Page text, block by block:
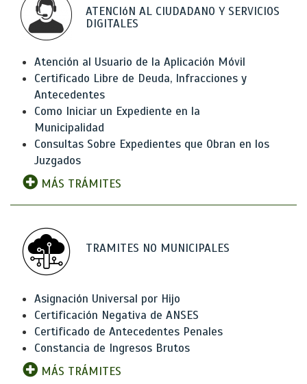
ATENCIóN AL CIUDADANO Y SERVICIOS
DIGITALES
Atención al Usuario de la Aplicación Móvil
Certificado Libre de Deuda, Infracciones y
Antecedentes
Como Iniciar un Expediente en la
Municipalidad
Consultas Sobre Expedientes que Obran en los
Juzgados
MÁS TRÁMITES
TRAMITES NO MUNICIPALES
Asignación Universal por Hijo
Certificación Negativa de ANSES
Certificado de Antecedentes Penales
Constancia de Ingresos Brutos
MÁS TRÁMITES